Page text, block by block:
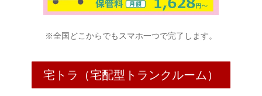
※全国どこからでもスマホ一つで完了します。
宅トラ（宅配型トランクルーム）